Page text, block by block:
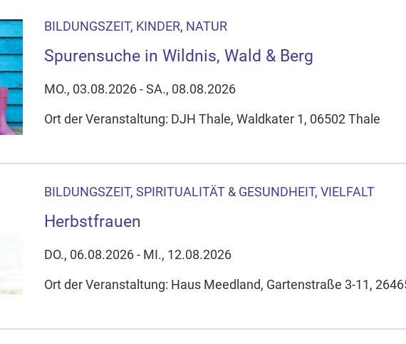
BILDUNGSZEIT, KINDER, NATUR
Spurensuche in Wildnis, Wald & Berg
MO., 03.08.2026 - SA., 08.08.2026
Ort der Veranstaltung: DJH Thale, Waldkater 1, 06502 Thale
BILDUNGSZEIT, SPIRITUALITÄT & GESUNDHEIT, VIELFALT
Herbstfrauen
DO., 06.08.2026 - MI., 12.08.2026
Ort der Veranstaltung: Haus Meedland, Gartenstraße 3-11,